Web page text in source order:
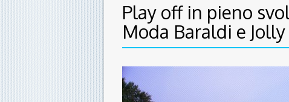
Play off in pieno
Moda Baraldi e